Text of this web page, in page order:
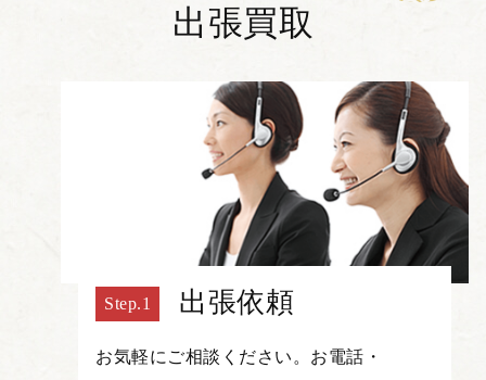
出張買取
出張依頼
お気軽にご相談ください。お電話・